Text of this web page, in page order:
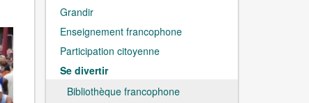
Grandir
Enseignement francophone
Participation citoyenne
Se divertir
Bibliothèque francophone